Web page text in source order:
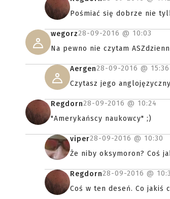
Pośmiać się dobrze nie
wegorz28-09-2016 @ 10:03
Na pewno nie czytam
Aergen28-09-2016 @ 15:36
Czytasz jego
Regdorn28-09-2016 @ 10:24
"Amerykańscy naukowcy" ;)
viper28-09-2016 @ 10:30
Że niby oksymoron? Coś
Regdorn28-09-2016 @
Coś w ten deseń. Co jakiś